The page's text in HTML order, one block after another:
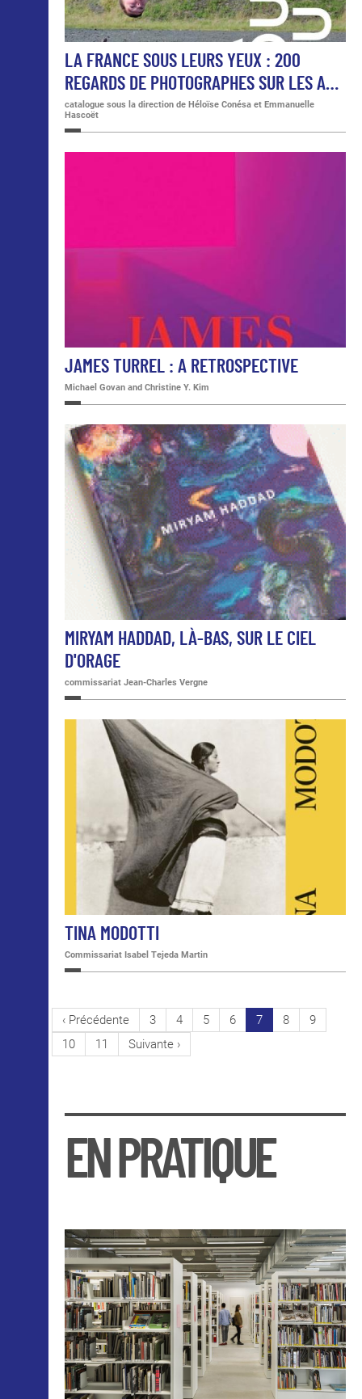
LA FRANCE SOUS LEURS YEUX : 200
REGARDS DE PHOTOGRAPHES SUR LES A…
catalogue sous la direction de Héloïse Conésa et Emmanuelle
Hascoët
JAMES TURREL : A RETROSPECTIVE
Michael Govan and Christine Y. Kim
MIRYAM HADDAD, LÀ-BAS, SUR LE CIEL
D'ORAGE
commissariat Jean-Charles Vergne
TINA MODOTTI
Commissariat Isabel Tejeda Martin
Page
précédente
‹ Précédente Page
3 Page
4 Page
5 Page
6
Page
7 Page
8 Page
9
Page
10 Page
11
Page
Suivante ›
EN PRATIQUE